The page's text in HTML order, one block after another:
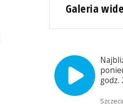
Galeria
godz.